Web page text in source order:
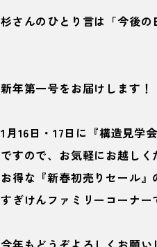
杉さんのひとり言は「今後の
新年第一号をお届けします！
1月16日・17日に『構造見学
ですので、お気軽にお越しく
お得な『新春初売りセール』
すぎけんファミリーコーナー